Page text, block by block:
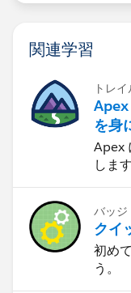
関連学習
トレ
を身
Apex
します
バッジ
クイ
初め
う。